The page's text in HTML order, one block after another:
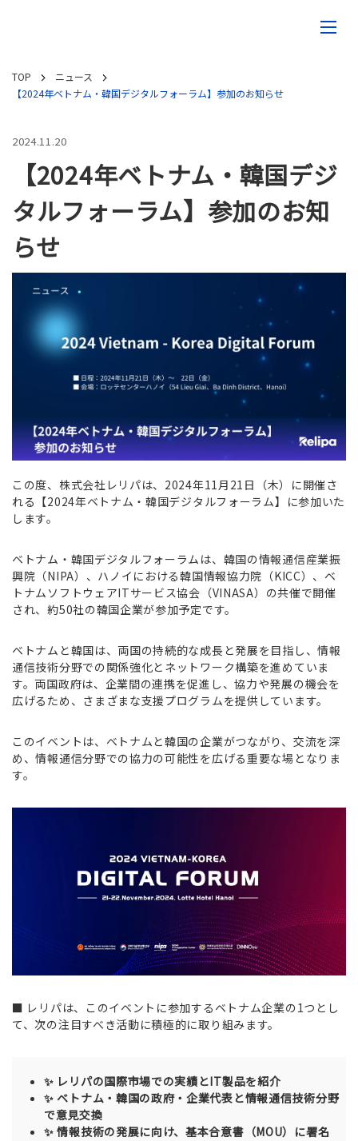
TOP
ニュース
【2024年ベトナム・韓国デジタルフォーラム】参加のお知らせ
2024.11.20
【2024年ベトナム・韓国デジ
タルフォーラム】参加のお知
らせ
この度、株式会社レリパは、2024年11月21日（木）に開催さ
れる【2024年ベトナム・韓国デジタルフォーラム】に参加いた
します。
ベトナム・韓国デジタルフォーラムは、韓国の情報通信産業振
興院（NIPA）、ハノイにおける韓国情報協力院（KICC）、ベ
トナムソフトウェアITサービス協会（VINASA）の共催で開催
され、約50社の韓国企業が参加予定です。
ベトナムと韓国は、両国の持続的な成長と発展を目指し、情報
通信技術分野での関係強化とネットワーク構築を進めていま
す。両国政府は、企業間の連携を促進し、協力や発展の機会を
広げるため、さまざまな支援プログラムを提供しています。
このイベントは、ベトナムと韓国の企業がつながり、交流を深
め、情報通信分野での協力の可能性を広げる重要な場となりま
す。
■ レリパは、このイベントに参加するベトナム企業の1つとし
て、次の注目すべき活動に積極的に取り組みます。
✨ レリパの国際市場での実績とIT製品を紹介
✨ ベトナム・韓国の政府・企業代表と情報通信技術分野
で意見交換
✨ 情報技術の発展に向け、基本合意書（MOU）に署名